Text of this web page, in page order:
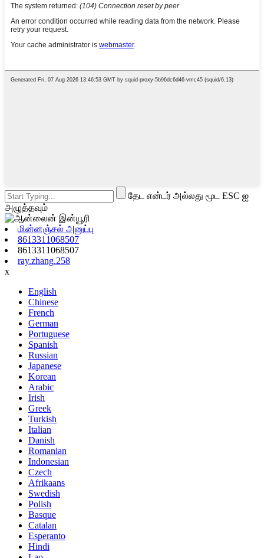
தேட என்டர் அல்லது மூட ESC ஐ
அழுத்தவும்
மின்னஞ்சல் அனுப்பு
8613311068507
8613311068507
ray.zhang.258
x
English
Chinese
French
German
Portuguese
Spanish
Russian
Japanese
Korean
Arabic
Irish
Greek
Turkish
Italian
Danish
Romanian
Indonesian
Czech
Afrikaans
Swedish
Polish
Basque
Catalan
Esperanto
Hindi